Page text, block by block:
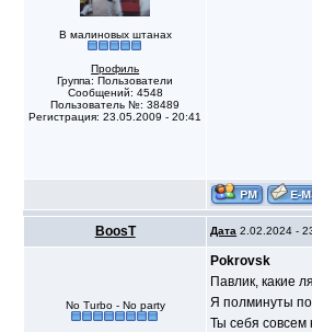
В малиновых штанах
Профиль
Группа: Пользователи
Сообщений: 4548
Пользователь №: 38489
Регистрация: 23.05.2009 - 20:41
BoosT Дата 2.02.2024 -
No Turbo - No party
Pokrovsk
Павлик, какие
Я полминуты
Ты себя совсем